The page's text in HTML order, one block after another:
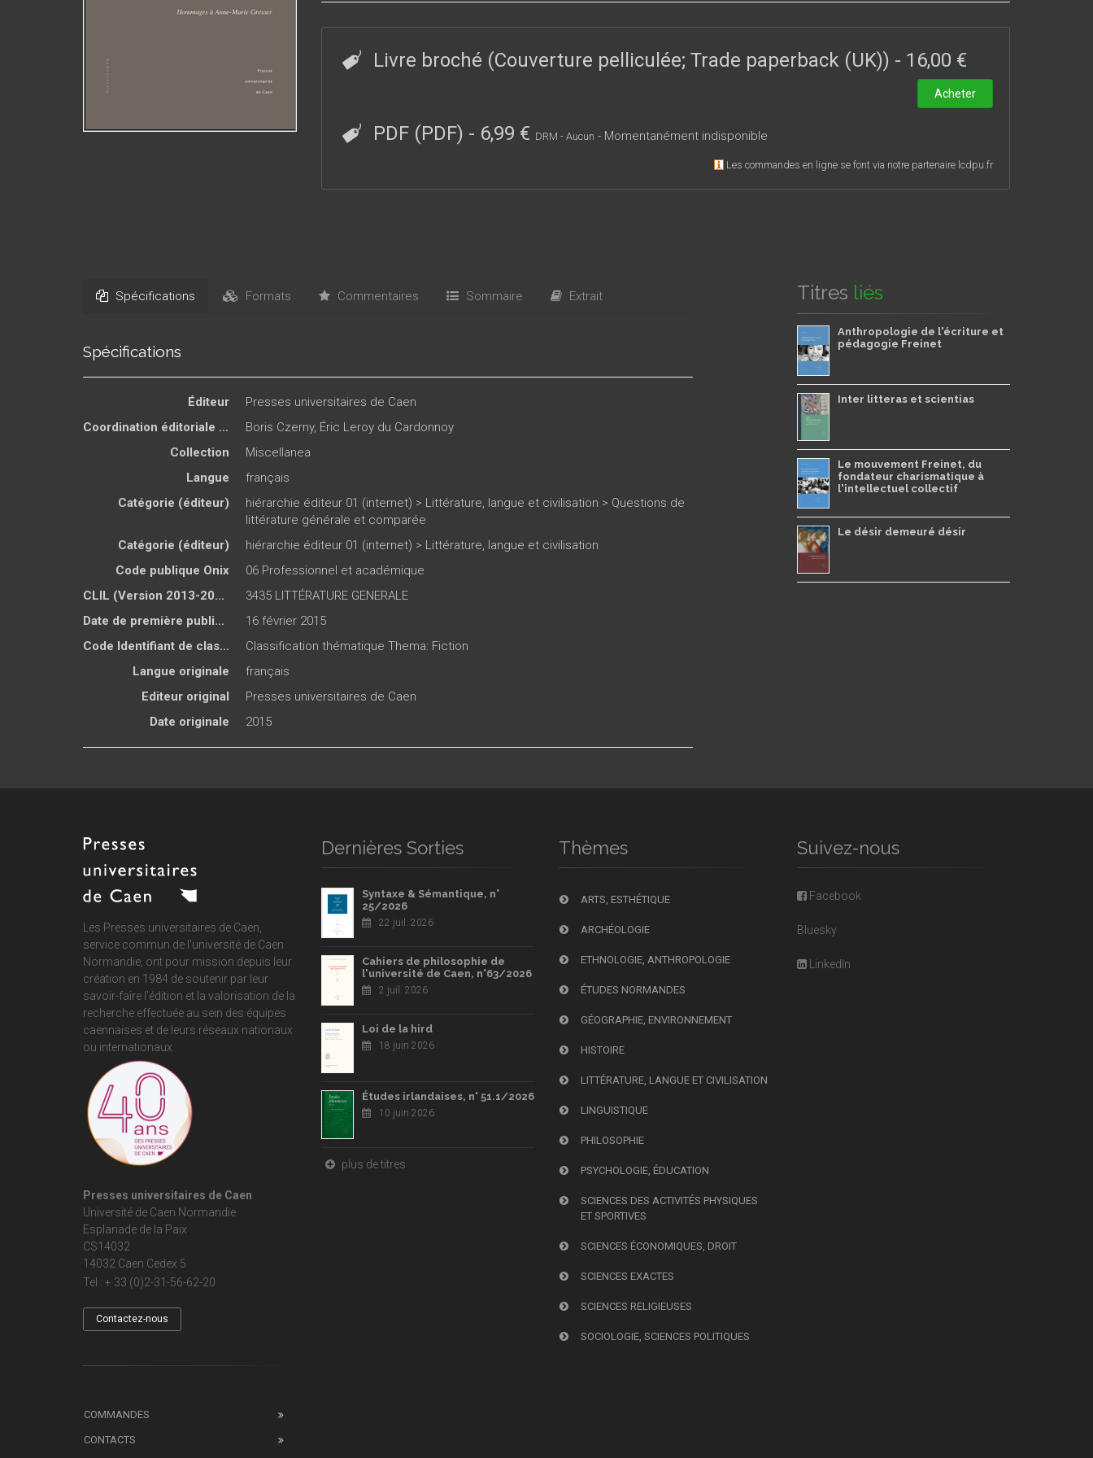
Livre broché (Couverture pelliculée; Trade paperback (UK)) - 16,00 €
Acheter
PDF (PDF) - 6,99 € DRM - Aucun - Momentanément indisponible
Les commandes en ligne se font via notre partenaire lcdpu.fr
Spécifications Formats Commentaires Sommaire Extrait
Spécifications
Éditeur
Presses universitaires de Caen
Coordination éditoriale de
Boris Czerny, Éric Leroy du Cardonnoy
Collection
Miscellanea
Langue
français
Catégorie (éditeur)
hiérarchie éditeur 01 (internet) > Littérature, langue et civilisation > Questions de
littérature générale et comparée
Catégorie (éditeur)
hiérarchie éditeur 01 (internet) > Littérature, langue et civilisation
Code publique Onix
06 Professionnel et académique
CLIL (Version 2013-2019 )
3435 LITTÉRATURE GENERALE
Date de première publication du titre
16 février 2015
Code Identifiant de classement sujet
Classification thématique Thema: Fiction
Langue originale
français
Editeur original
Presses universitaires de Caen
Date originale
2015
Titres liés
Anthropologie de l'écriture et
pédagogie Freinet
Inter litteras et scientias
Le mouvement Freinet, du
fondateur charismatique à
l'intellectuel collectif
Le désir demeuré désir
Les Presses universitaires de Caen,
service commun de l'université de Caen
Normandie , ont pour mission depuis leur
création en 1984 de soutenir par leur
savoir-faire l'édition et la valorisation de la
recherche effectuée au sein des équipes
caennaises et de leurs réseaux nationaux
ou internationaux.
Presses universitaires de Caen
Université de Caen Normandie
Esplanade de la Paix
CS14032
14032 Caen Cedex 5
Tel : + 33 (0)2-31-56-62-20
Contactez-nous
COMMANDES
CONTACTS
Dernières Sorties
Syntaxe & Sémantique, n°
25/2026
22 juil. 2026
Cahiers de philosophie de
l'université de Caen, n°63/2026
2 juil. 2026
Loi de la hird
18 juin 2026
Études irlandaises, n° 51.1/2026
10 juin 2026
plus de titres
Thèmes
ARTS, ESTHÉTIQUE
ARCHÉOLOGIE
ETHNOLOGIE, ANTHROPOLOGIE
ÉTUDES NORMANDES
GÉOGRAPHIE, ENVIRONNEMENT
HISTOIRE
LITTÉRATURE, LANGUE ET CIVILISATION
LINGUISTIQUE
PHILOSOPHIE
PSYCHOLOGIE, ÉDUCATION
SCIENCES DES ACTIVITÉS PHYSIQUES
ET SPORTIVES
SCIENCES ÉCONOMIQUES, DROIT
SCIENCES EXACTES
SCIENCES RELIGIEUSES
SOCIOLOGIE, SCIENCES POLITIQUES
Suivez-nous
Facebook
Bluesky
LinkedIn